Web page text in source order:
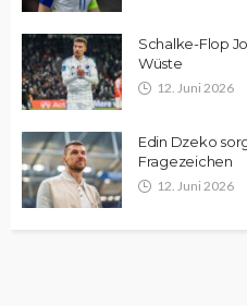
Schalke-Flop
Wüste
12. Juni 2026
Edin Dzeko
Fragezeichen
12. Juni 2026